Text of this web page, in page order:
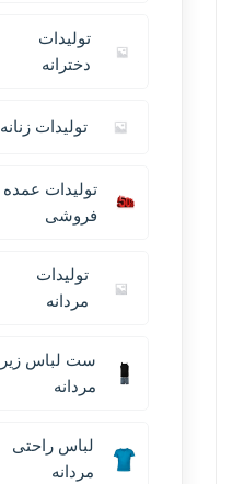
تولیدات
دخترانه
تولیدات زنانه
تولیدات عمده
فروشی
تولیدات
مردانه
ست لباس زیر
مردانه
لباس راحتی
مردانه